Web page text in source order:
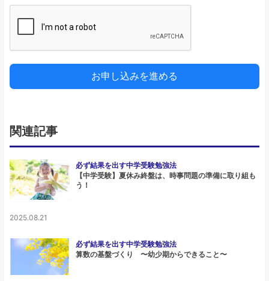
お申し込みを進める
関連記事
必ず結果を出す中学受験勉強法
【中学受験】夏休み終盤は、時事問題の準備に取り組も
う！
2025.08.21
必ず結果を出す中学受験勉強法
算数の基盤づくり 〜幼少期からできること〜